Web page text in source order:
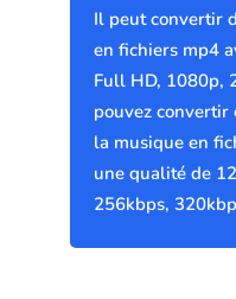
Il peut convertir
en fichiers mp4
Full HD, 1080p,
pouvez
la musique en
une qualité de
256kbps,